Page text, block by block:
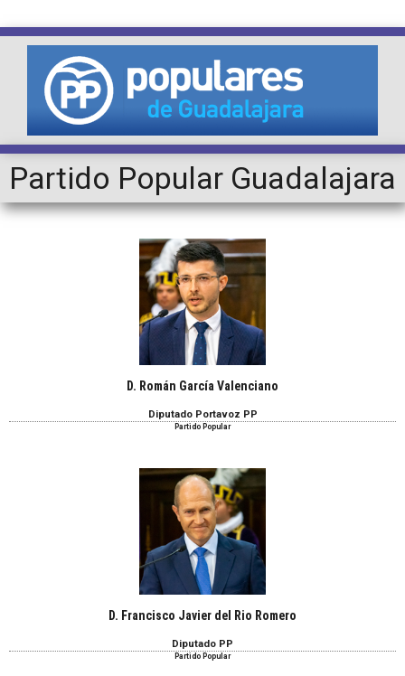
Partido Popular Guadalajara
D. Román García Valenciano
Diputado Portavoz PP
Partido Popular
D. Francisco Javier del Rio Romero
Diputado PP
Partido Popular